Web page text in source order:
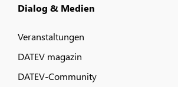
Dialog & Medien
Veranstaltungen
DATEV magazin
DATEV-Community